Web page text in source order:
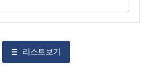
리스트보기